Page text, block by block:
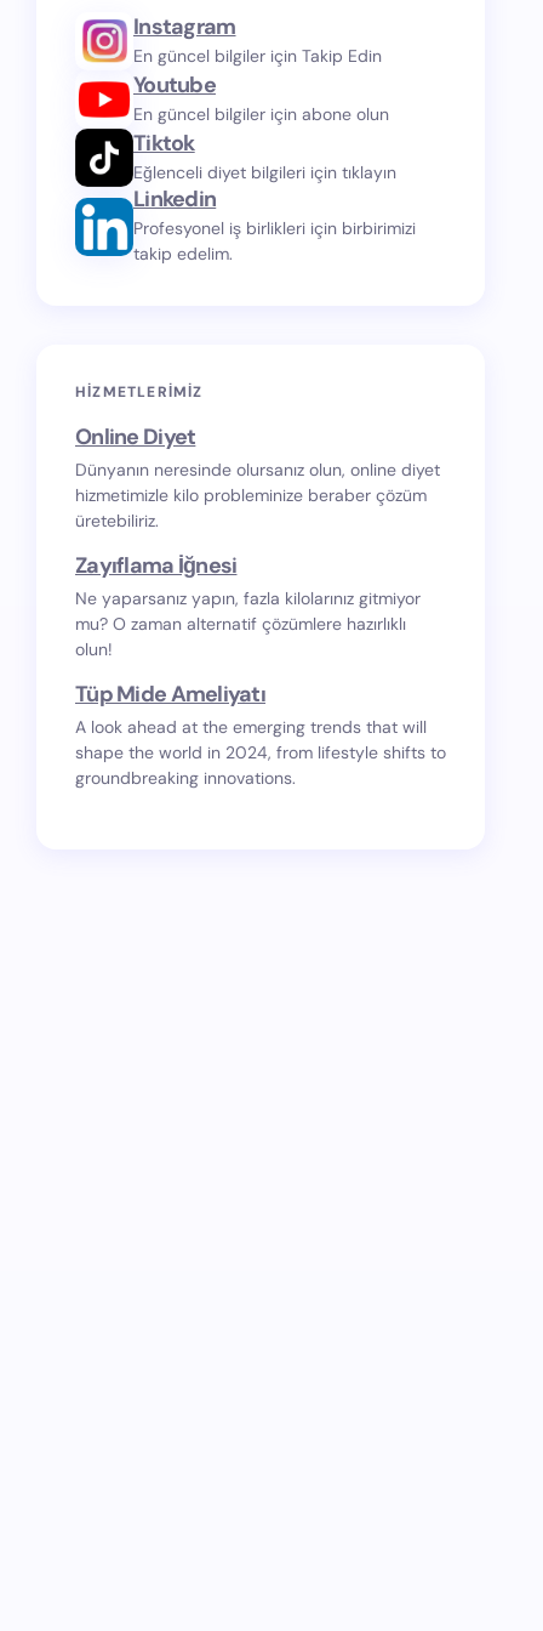
Instagram
En güncel bilgiler için Takip Edin
Youtube
En güncel bilgiler için abone olun
Tiktok
Eğlenceli diyet bilgileri için tıklayın
Linkedin
Profesyonel iş birlikleri için birbirimizi
takip edelim.
HIZMETLERIMIZ
Online Diyet
Dünyanın neresinde olursanız olun, online diyet
hizmetimizle kilo probleminize beraber çözüm
üretebiliriz.
Zayıflama İğnesi
Ne yaparsanız yapın, fazla kilolarınız gitmiyor
mu? O zaman alternatif çözümlere hazırlıklı
olun!
Tüp Mide Ameliyatı
A look ahead at the emerging trends that will
shape the world in 2024, from lifestyle shifts to
groundbreaking innovations.